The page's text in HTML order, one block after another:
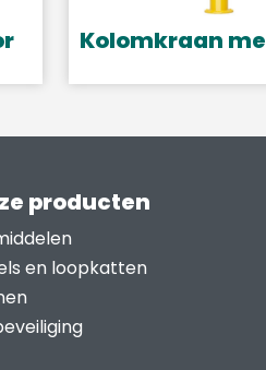
Kolomkraan
producten
en loopkatten